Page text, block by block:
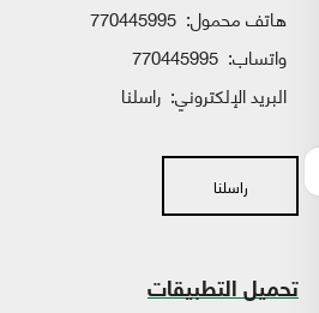
هاتف محمول: 770445995
واتساب:
البريد الإلكتروني: راسلنا
راسلنا
تحميل التطبيقات